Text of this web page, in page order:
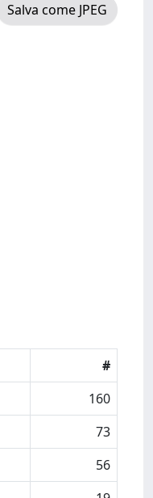
Salva come JPEG
#
160
73
56